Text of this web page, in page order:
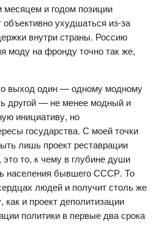
и годом позиции
ухудшаться из-за
внутри страны. Россию
моду на фронду точно так же,
выход один — одному модному
другой — не менее модный и
инициативу, но
государства. С моей точки
лишь проект реставрации
то, к чему в глубине души
населения бывшего СССР. То
людей и получит столь же
и проект деполитизации
политики в первые два срока